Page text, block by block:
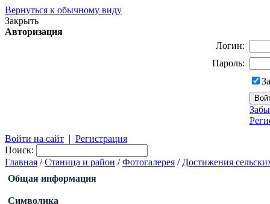
Вернуться к обычному виду
Закрыть
Авторизация
Логин:
Пароль:
Войти на сайт | Регистрация
Поиск:
Главная /Станица и район /Фотогалерея / Достижения
Общая информация
Символика